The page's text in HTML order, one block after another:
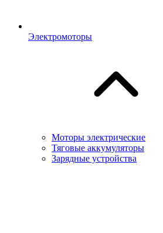
Электромоторы
Моторы электрические
Тяговые аккумуляторы
Зарядные устройства